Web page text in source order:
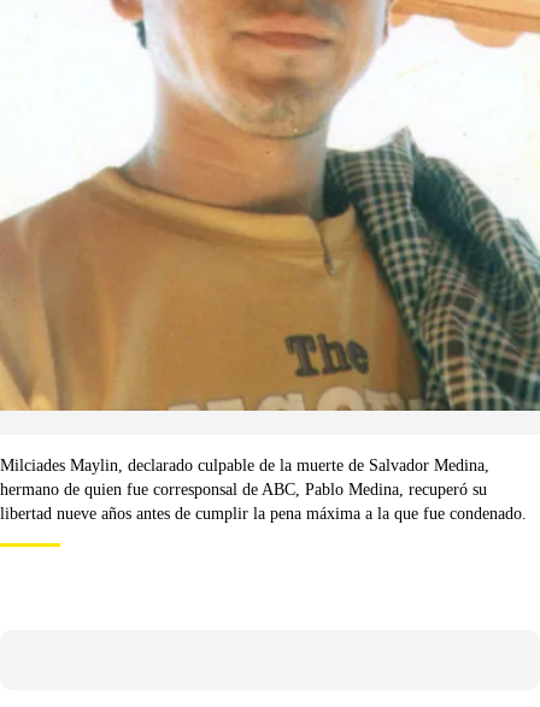
Milciades Maylin, declarado culpable de la muerte de Salvador Medina,
hermano de quien fue corresponsal de ABC, Pablo Medina, recuperó su
libertad nueve años antes de cumplir la pena máxima a la que fue condenado.